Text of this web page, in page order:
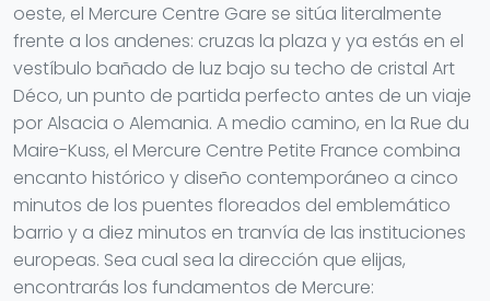
oeste, el Mercure Centre Gare se sitúa literalmente
frente a los andenes: cruzas la plaza y ya estás en el
vestíbulo bañado de luz bajo su techo de cristal Art
Déco, un punto de partida perfecto antes de un viaje
por Alsacia o Alemania. A medio camino, en la Rue du
Maire-Kuss, el Mercure Centre Petite France combina
encanto histórico y diseño contemporáneo a cinco
minutos de los puentes floreados del emblemático
barrio y a diez minutos en tranvía de las instituciones
europeas. Sea cual sea la dirección que elijas,
encontrarás los fundamentos de Mercure: